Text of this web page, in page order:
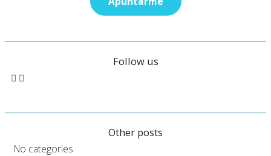
Follow us
Other posts
No categories